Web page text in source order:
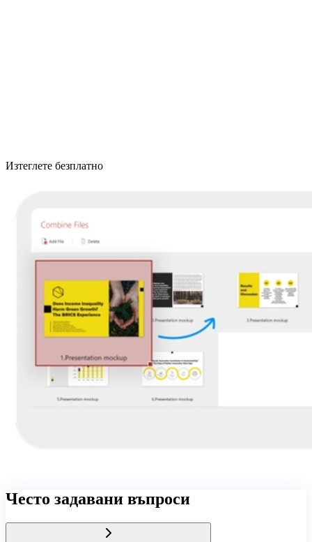
Изтеглете безплатно
Често задавани въпроси